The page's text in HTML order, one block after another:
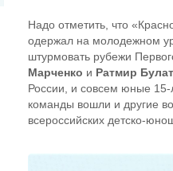
Надо отметить, что
одержал на молодежном
штурмовать рубежи
Марченко и Ратмир
России, и совсем юные
команды вошли и другие
всероссийских детско-